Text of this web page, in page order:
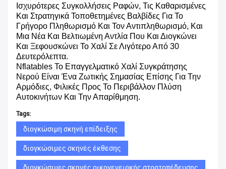
Ισχυρότερες Συγκολλήσεις Ραφών, Τις Καθαρισμένες
Και Στρατηγικά Τοποθετημένες Βαλβίδες Για Το
Γρήγορο Πληθωρισμό Και Τον Αντιπληθωρισμό, Και
Μια Νέα Και Βελτιωμένη Αντλία Που Και Διογκώνει
Και Ξεφουσκώνει Το Χαλί Σε Λιγότερο Από 30
Δευτερόλεπτα.
Nflatables Το Επαγγελματικό Χαλί Συγκράτησης
Νερού Είναι Ένα Ζωτικής Σημασίας Επίσης Για Την
Αρμόδιες, Φιλικές Προς Το Περιβάλλον Πλύση
Αυτοκινήτων Και Την Απαρίθμηση.
Tags:
διογκώσιμη σκηνή επίδειξης
διογκώσιμες σκηνές έκθεσης
διογκώσιμες σκηνές οικογενειακής στρατοπέδευσης